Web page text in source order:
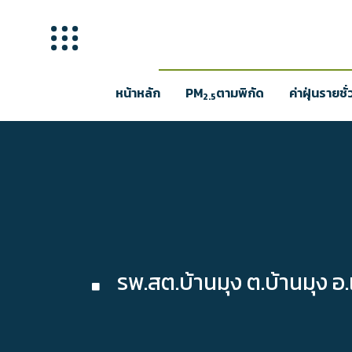
หน้าหลัก PM2.5ตามพิกัด ค่าฝุ่นรายชั่
รพ.สต.บ้านมุง ต.บ้านมุง